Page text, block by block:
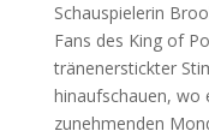
Schauspielerin
Fans des King of
tränenerstickter
hinaufschauen, wo
zunehmenden